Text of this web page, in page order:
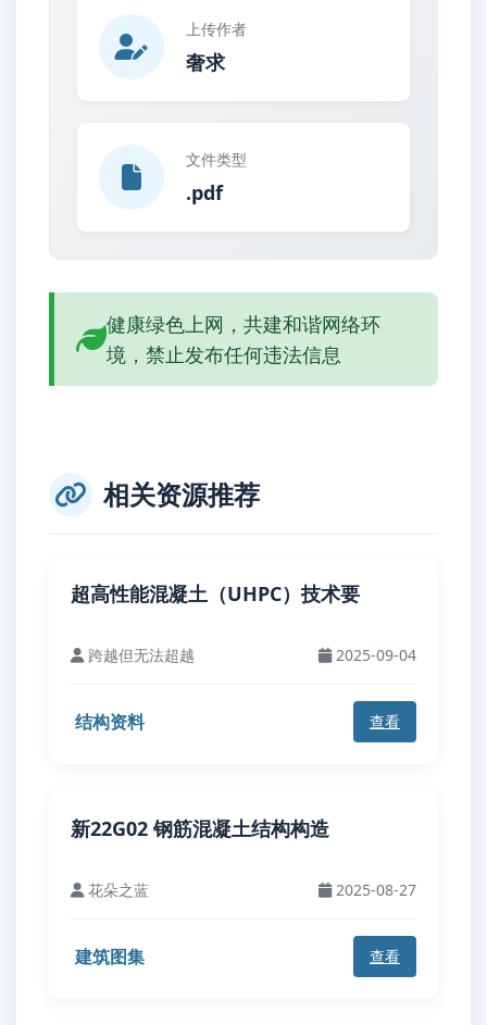
上传作者
奢求
文件类型
.pdf
健康绿色上网，共建和谐网络环
境，禁止发布任何违法信息
相关资源推荐
超高性能混凝土（UHPC）技术要
跨越但无法超越 2025-09-04
结构资料 查看
新22G02 钢筋混凝土结构构造
花朵之蓝 2025-08-27
建筑图集 查看